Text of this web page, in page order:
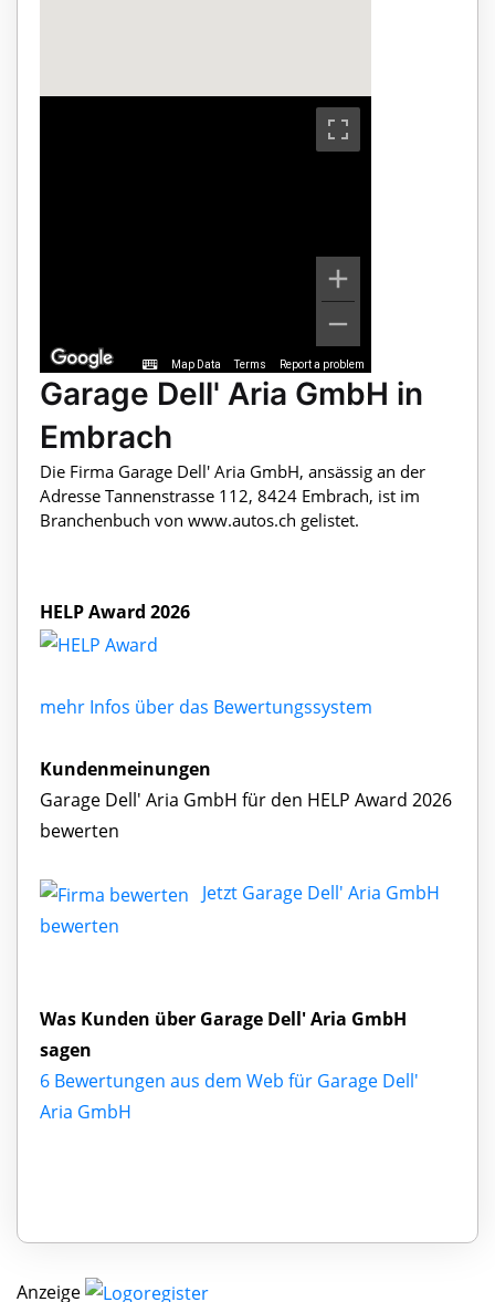
Map Data Terms Report a problem
Garage Dell' Aria GmbH in
Embrach
Die Firma Garage Dell' Aria GmbH, ansässig an der
Adresse Tannenstrasse 112, 8424 Embrach, ist im
Branchenbuch von www.autos.ch gelistet.
HELP Award 2026
mehr Infos über das Bewertungssystem
Kundenmeinungen
Garage Dell' Aria GmbH für den HELP Award 2026
bewerten
Jetzt Garage Dell' Aria GmbH
bewerten
Was Kunden über Garage Dell' Aria GmbH
sagen
6 Bewertungen aus dem Web für Garage Dell'
Aria GmbH
Anzeige